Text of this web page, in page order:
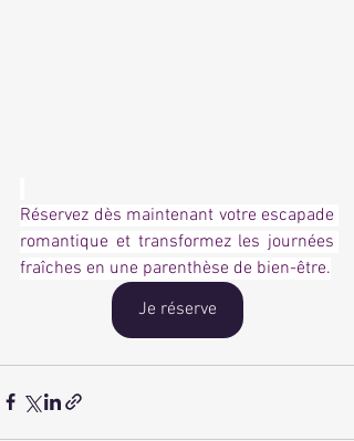
Réservez dès maintenant votre escapade
romantique et transformez les journées
fraîches en une parenthèse de bien-être.
Je réserve